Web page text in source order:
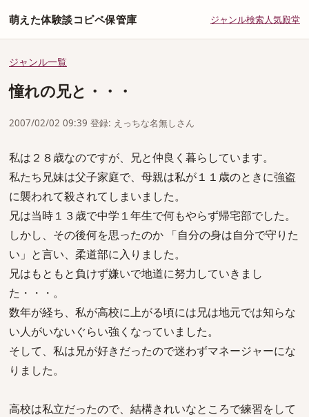
萌えた体験談コピペ保管庫 ジャンル検索人気殿堂
ジャンル一覧
憧れの兄と・・・
2007/02/02 09:39 登録: えっちな名無しさん
私は２８歳なのですが、兄と仲良く暮らしています。
私たち兄妹は父子家庭で、母親は私が１１歳のときに強盗
に襲われて殺されてしまいました。
兄は当時１３歳で中学１年生で何もやらず帰宅部でした。
しかし、その後何を思ったのか 「自分の身は自分で守りた
い」と言い、柔道部に入りました。
兄はもともと負けず嫌いで地道に努力していきまし
た・・・。
数年が経ち、私が高校に上がる頃には兄は地元では知らな
い人がいないぐらい強くなっていました。
そして、私は兄が好きだったので迷わずマネージャーにな
りました。
高校は私立だったので、結構きれいなところで練習をして